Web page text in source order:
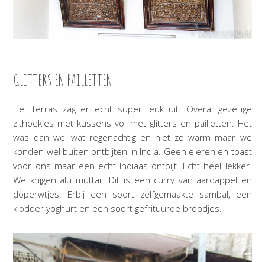
GLITTERS EN PAILLETTEN
Het terras zag er echt super leuk uit. Overal gezellige
zithoekjes met kussens vol met glitters en pailletten. Het
was dan wel wat regenachtig en niet zo warm maar we
konden wel buiten ontbijten in India. Geen eieren en toast
voor ons maar een echt Indiaas ontbijt. Echt heel lekker.
We krijgen alu muttar. Dit is een curry van aardappel en
doperwtjes. Erbij een soort zelfgemaakte sambal, een
klodder yoghurt en een soort gefrituurde broodjes.